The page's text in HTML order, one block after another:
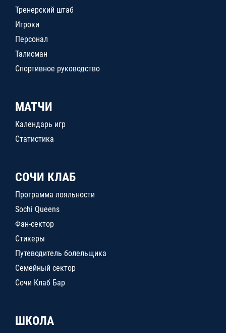
Тренерский штаб
Игроки
Персонал
Талисман
Спортивное руководство
МАТЧИ
Календарь игр
Статистика
СОЧИ КЛАБ
Программа лояльности
Sochi Queens
Фан-сектор
Стикеры
Путеводитель болельщика
Семейный сектор
Сочи Клаб Бар
ШКОЛА